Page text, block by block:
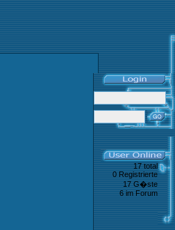
17 total
0 Registrierte
17 G�ste
6 im Forum